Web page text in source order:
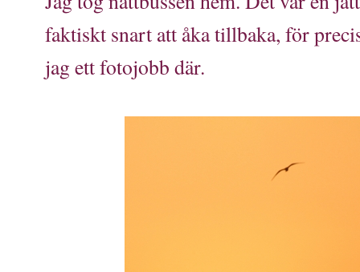
faktiskt snart att åka tillbaka, för
jag ett fotojobb där.